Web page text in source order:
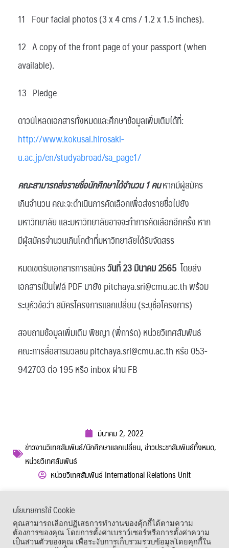
11 Four facial photos (3 x 4 cms / 1.2 x 1.5 inches).
12 A copy of the front page of your passport (when
available).
13 Pledge
ดาวน์โหลดเอกสารทั้งหมดและศึกษาข้อมูลเพิ่มเติมได้ที่:
http://www.kokusai.hirosaki-
u.ac.jp/en/studyabroad/sa_page1/
คณะสามารถส่งรายชื่อนักศึกษาได้จำนวน 1 คนหากมีผู้สมัคร
เกินจำนวน คณะจะดำเนินการคัดเลือกเพื่อส่งรายชื่อไปยัง
มหาวิทยาลัย และมหาวิทยาลัยอาจจะทำการคัดเลือกอีกครั้ง หาก
มีผู้สมัครจำนวนเกินโคต้าที่มหาวิทยาลัยได้รับจัดสรร
หมดเขตรับเอกสารการสมัครวันที่ 23 มีนาคม 2565 โดยส่ง
เอกสารเป็นไฟล์ PDF มายัง pitchaya.sri@cmu.ac.th พร้อม
ระบุหัวข้อว่า สมัครโครงการแลกเปลี่ยน (ระบุชื่อโครงการ)
สอบถามข้อมูลเพิ่มเติม พิชญา (พี่การ์ด) หน่วยวิเทศสัมพันธ์
คณะการสื่อสารมวลชน pitchaya.sri@cmu.ac.th หรือ 053-
942703 ต่อ 195 หรือ inbox ผ่าน FB
มีนาคม 2, 2022
ข่าวงานวิเทศสัมพันธ์/นักศึกษาแลกเปลี่ยน,ข่าวประชาสัมพันธ์ทั้งหมด,
หน่วยวิเทศสัมพันธ์
หน่วยวิเทศสัมพันธ์ International Relations Unit
เมนูลัด
นโยบายการใช้ Cookie
คุณสามารถเลือกปฏิเสธการทำงานของคุ้กกี้ได้ตามความ
ต้องการของคุณ โดยการตั้งค่าเบราว์เซอร์หรือการตั้งค่าความ
เป็นส่วนตัวของคุณ เพื่อระงับการเก็บรวมรวบข้อมูลโดยคุกกี้ใน